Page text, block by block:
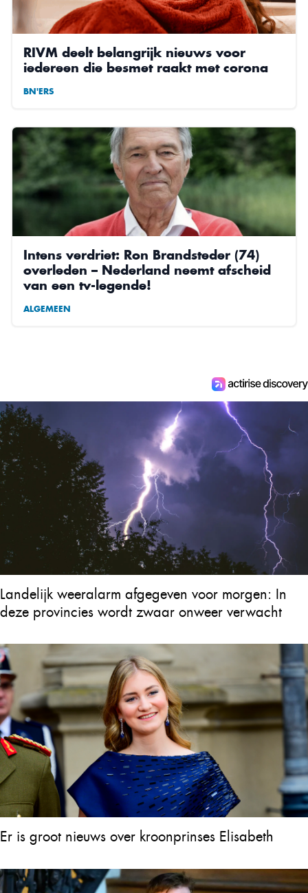
RIVM deelt belangrijk nieuws voor
iedereen die besmet raakt met corona
BN'ERS
Intens verdriet: Ron Brandsteder (74)
overleden – Nederland neemt afscheid
van een tv-legende!
ALGEMEEN
Landelijk weeralarm afgegeven voor morgen: In
deze provincies wordt zwaar onweer verwacht
Er is groot nieuws over kroonprinses Elisabeth